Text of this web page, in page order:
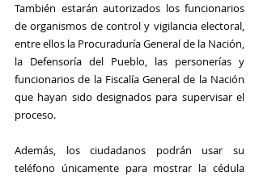
También estarán autorizados los funcionarios
de organismos de control y vigilancia electoral,
entre ellos la Procuraduría General de la Nación,
la Defensoría del Pueblo, las personerías y
funcionarios de la Fiscalía General de la Nación
que hayan sido designados para supervisar el
proceso.
Además, los ciudadanos podrán usar su
teléfono únicamente para mostrar la cédula